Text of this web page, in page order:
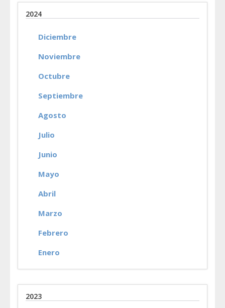
2024
Diciembre
Noviembre
Octubre
Septiembre
Agosto
Julio
Junio
Mayo
Abril
Marzo
Febrero
Enero
2023